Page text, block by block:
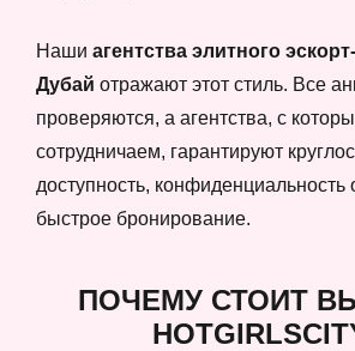
Наши агентства элитного
Дубай отражают этот стиль. Все
проверяются, а агентства, с
сотрудничаем, гарантируют
доступность,
быстрое бронирование.
ПОЧЕМУ СТОИТ